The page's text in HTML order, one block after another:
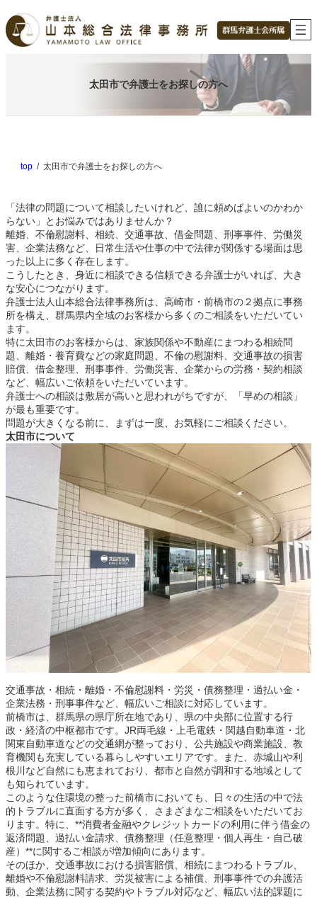
容
を
太田市で弁護士をお探しの方へ
top 太田市で弁護士をお探しの方へ
「法律の問題について相談したいけれど、誰に頼めばよいのかわか
らない」とお悩みではありませんか？
離婚、不倫慰謝料、相続、交通事故、借金問題、刑事事件、労働災
害、企業法務など、日常生活や仕事の中で法律が関係する場面は思
った以上に多く存在します。
こうしたとき、身近に相談できる信頼できる弁護士がいれば、大き
な安心につながります。
弁護士法人山本総合法律事務所は、高崎市・前橋市の２拠点に事務
所を構え、群馬県内全域のお客様から多くのご相談をいただいてい
ます。
特に太田市のお客様からは、家族関係や不動産にまつわる相続問
題、離婚・養育費などの家庭問題、不倫の慰謝料、交通事故の損害
賠償、借金整理、刑事事件、労働災害、企業からの労務・契約相談
など、幅広いご依頼をいただいています。
弁護士への相談は敷居が高いと思われがちですが、「早めの相談」
が最も重要です。
問題が大きくなる前に、まずは一度、お気軽にご相談ください。
太田市について
交通事故・相続・離婚・不倫慰謝料・労災・債務整理・過払い金・
企業法務・刑事事件など、幅広いご相談に対応しています。
前橋市は、群馬県の県庁所在地であり、県の中央部に位置する行
政・経済の中枢都市です。JR両毛線・上毛電鉄・関越自動車道・北
関東自動車道などの交通網が整っており、公共施設や商業施設、教
育機関も充実している暮らしやすいエリアです。また、赤城山や利
根川など自然にも恵まれており、都市と自然が調和する地域として
も知られています。
このような住環境の整った前橋市においても、日々の生活の中で法
的トラブルに直面する方が多く、さまざまなご相談をいただいてお
ります。特に、**消費者金融やクレジットカードの利用に伴う借金の
返済問題、過払い金請求、債務整理（任意整理・個人再生・自己破
産）**に関するご相談が増加傾向にあります。
そのほか、交通事故における損害賠償、相続にまつわるトラブル、
離婚や不倫慰謝料請求、労災被害による補償、刑事事件での弁護活
動、企業法務に関する契約やトラブル対応など、幅広い法的課題に